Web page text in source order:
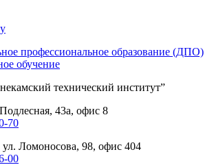
профессиональное образование (ДПО)
обучение
технический институт”
43а, офис 8
70
ул. Ломоносова, 98, офис 404
00